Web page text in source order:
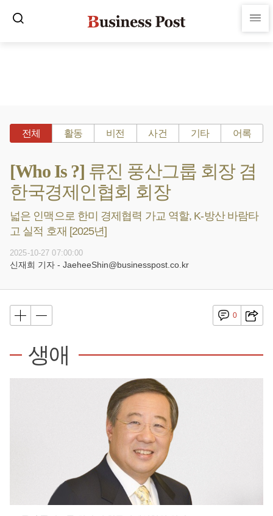
전체 활동 비전 사건 기타 어록
[Who Is ?] 류진 풍산그룹 회장 겸
한국경제인협회 회장
넓은 인맥으로 한미 경제협력 가교 역할, K-방산 바람타
고 실적 호재 [2025년]
2025-10-27 07:00:00
신재희 기자 - JaeheeShin@businesspost.co.kr
0
생애